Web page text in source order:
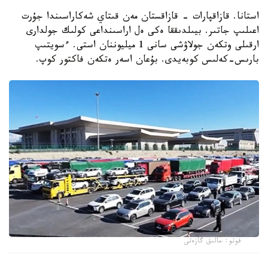
استانا. قازاقپارات - قازاقستان مەن قىتاي شەكاراسىندا جۇرت
اعىلىپ جاتىر. بيىلدىققا ەكى ەل اراسىنداعى كولىك جولدارى
ارقىلى وتكەن جولاۋشى سانى 1 ميليوننان استى. ءسويتىپ
بارىس-كەلىس كوبەيدى. بۇعان اسەر ەتكەن فاكتور كوپ.
فوتو: حالىق گازەتى